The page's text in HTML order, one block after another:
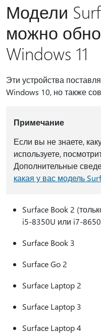
Модели
можно
Windows 11
Эти устройства
Windows 10, но также
Примечание
Если вы не знаете,
используете,
Дополнительные
какая у вас модель
Surface Book 2
i5-8350U или i7-
Surface Book 3
Surface Go 2
Surface Laptop 2
Surface Laptop 3
Surface Laptop 4